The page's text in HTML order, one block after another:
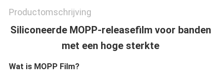
PRIVACYBELEID
Productomschrijving
Siliconeerde MOPP-releasefilm voor banden
met een hoge sterkte
Wat is MOPP Film?